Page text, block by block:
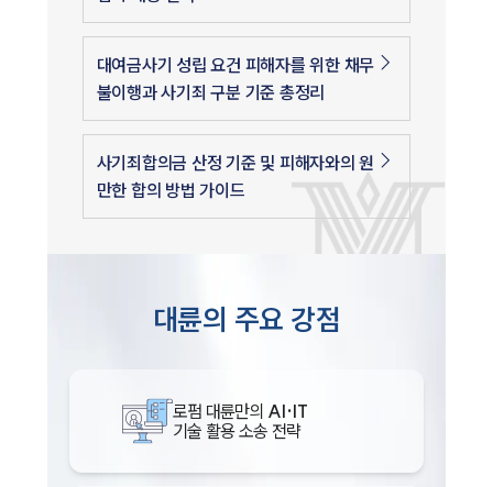
대여금사기 성립 요건 피해자를 위한 채무
불이행과 사기죄 구분 기준 총정리
사기죄합의금 산정 기준 및 피해자와의 원
만한 합의 방법 가이드
대륜의 주요 강점
로펌 대륜만의 AI·IT
기술 활용 소송 전략